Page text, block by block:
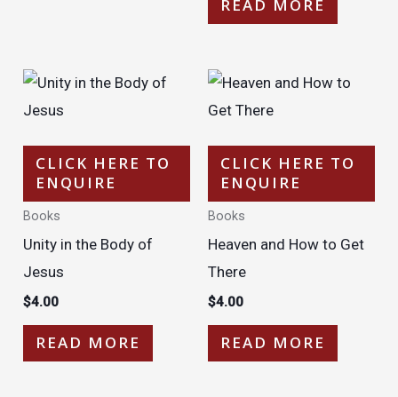
READ MORE
CLICK HERE TO
ENQUIRE
Books
Unity in the Body of
Jesus
$4.00
READ MORE
CLICK HERE TO
ENQUIRE
Books
Heaven and How to Get
There
$4.00
READ MORE